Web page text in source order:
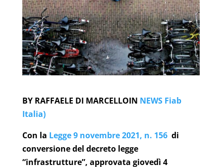
BY RAFFAELE DI MARCELLOIN NEWS Fiab
Italia)
Con la Legge 9 novembre 2021, n. 156 di
conversione del decreto legge
“infrastrutture”, approvata giovedì 4